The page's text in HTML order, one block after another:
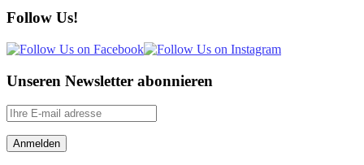
Follow Us!
Unseren Newsletter abonnieren